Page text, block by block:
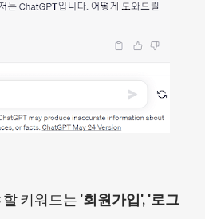
키워드는 '회원가입', '로그